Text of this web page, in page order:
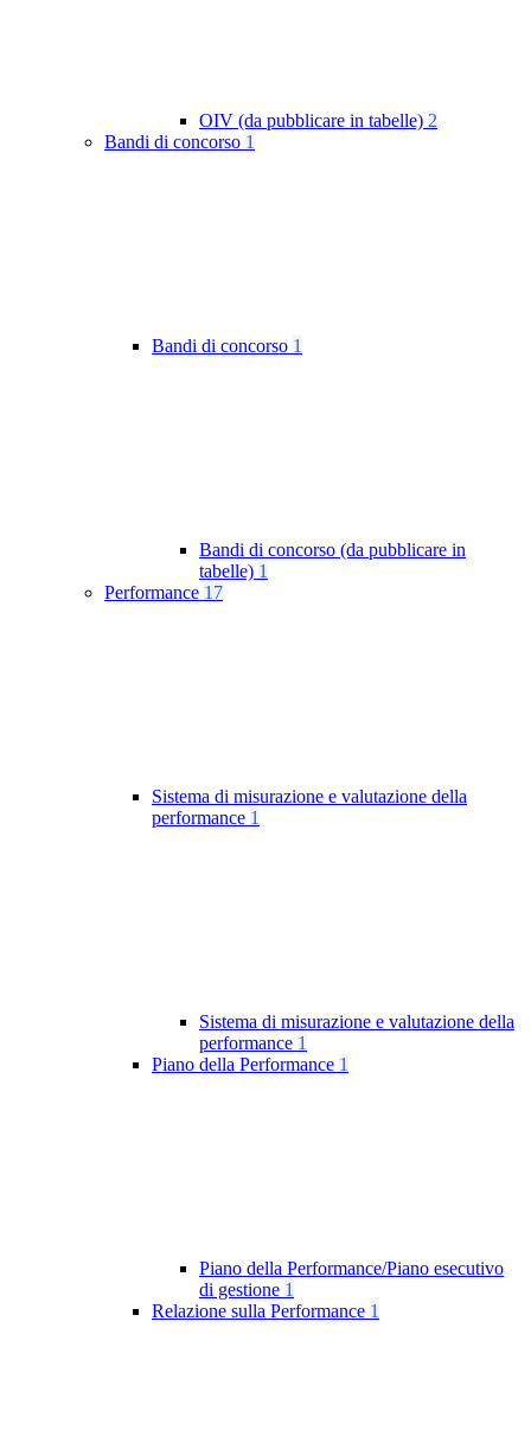
OIV (da pubblicare in tabelle) 2
Bandi di concorso 1
Bandi di concorso 1
Bandi di concorso (da pubblicare in
tabelle) 1
Performance 17
Sistema di misurazione e valutazione della
performance 1
Sistema di misurazione e valutazione della
performance 1
Piano della Performance 1
Piano della Performance/Piano esecutivo
di gestione 1
Relazione sulla Performance 1